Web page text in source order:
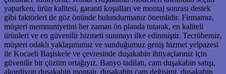
yaparken, ürün kalitesi, garanti koşulları ve montaj sonrası destek
gibi faktörleri de göz önünde bulundurmanız önemlidir. Firmamız,
müşteri memnuniyetini her zaman ön planda tutarak, en kaliteli
ürünleri ve en güvenilir hizmeti sunmayı ilke edinmiştir. Tecrübemiz,
müşteri odaklı yaklaşımımız ve sunduğumuz geniş hizmet yelpazesi
ile Kocaeli Başiskele ve çevresinde duşakabin ihtiyaçlarınız için
güvenilir bir çözüm ortağıyız. Banyo tadilatı, cam duşakabin satışı,
akordiyon duşakabin montajı, duşakabin cam değişimi, duşakabin